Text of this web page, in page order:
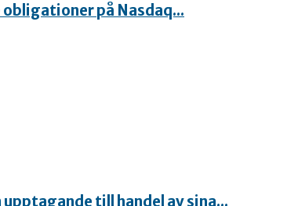
på Nasdaq...
till handel av sina...